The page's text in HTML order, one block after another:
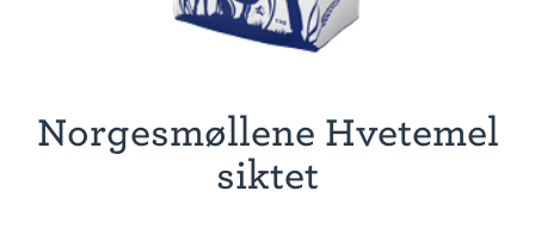
Norgesmøllene Hvetemel
siktet